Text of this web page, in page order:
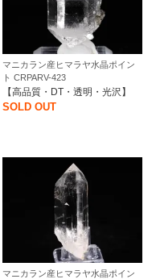
マニカラン産ヒマラヤ水晶ポイン
ト CRPARV-423
【高品質・DT・透明・光沢】
SOLD OUT
マニカラン産ヒマラヤ水晶ポイン